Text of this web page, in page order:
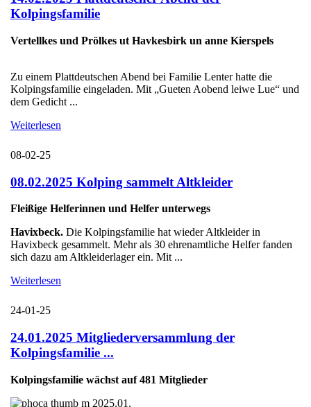
Kolpingsfamilie
Vertellkes und Prölkes ut Havkesbirk un anne Kierspels
Zu einem Plattdeutschen Abend bei Familie Lenter hatte die
Kolpingsfamilie eingeladen. Mit „Gueten Aobend leiwe Lue“ und
dem Gedicht ...
Weiterlesen
08-02-25
08.02.2025 Kolping sammelt Altkleider
Fleißige Helferinnen und Helfer unterwegs
Havixbeck. Die Kolpingsfamilie hat wieder Altkleider in
Havixbeck gesammelt. Mehr als 30 ehrenamtliche Helfer fanden
sich dazu am Altkleiderlager ein. Mit ...
Weiterlesen
24-01-25
24.01.2025 Mitgliederversammlung der
Kolpingsfamilie ...
Kolpingsfamilie wächst auf 481 Mitglieder